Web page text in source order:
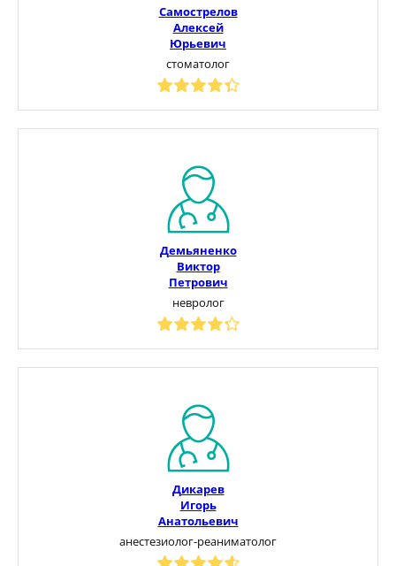
Самострелов
Алексей
Юрьевич
стоматолог
Демьяненко
Виктор
Петрович
невролог
Дикарев
Игорь
Анатольевич
анестезиолог-реаниматолог